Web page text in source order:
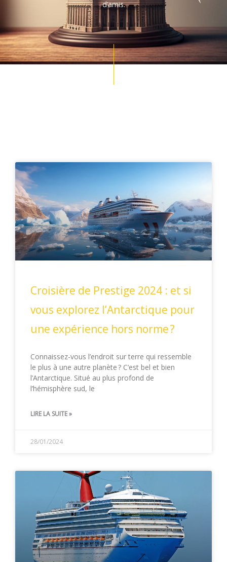
d’amis.
Croisière de Prestige 2024 : et si
vous explorez l’Antarctique pour
une expérience hors norme ?
Connaissez-vous l’endroit sur terre qui ressemble
le plus à une autre planète ? C’est bel et bien
l’Antarctique. Situé au plus profond de
l’hémisphère sud, le
LIRE LA SUITE »
28/01/2024